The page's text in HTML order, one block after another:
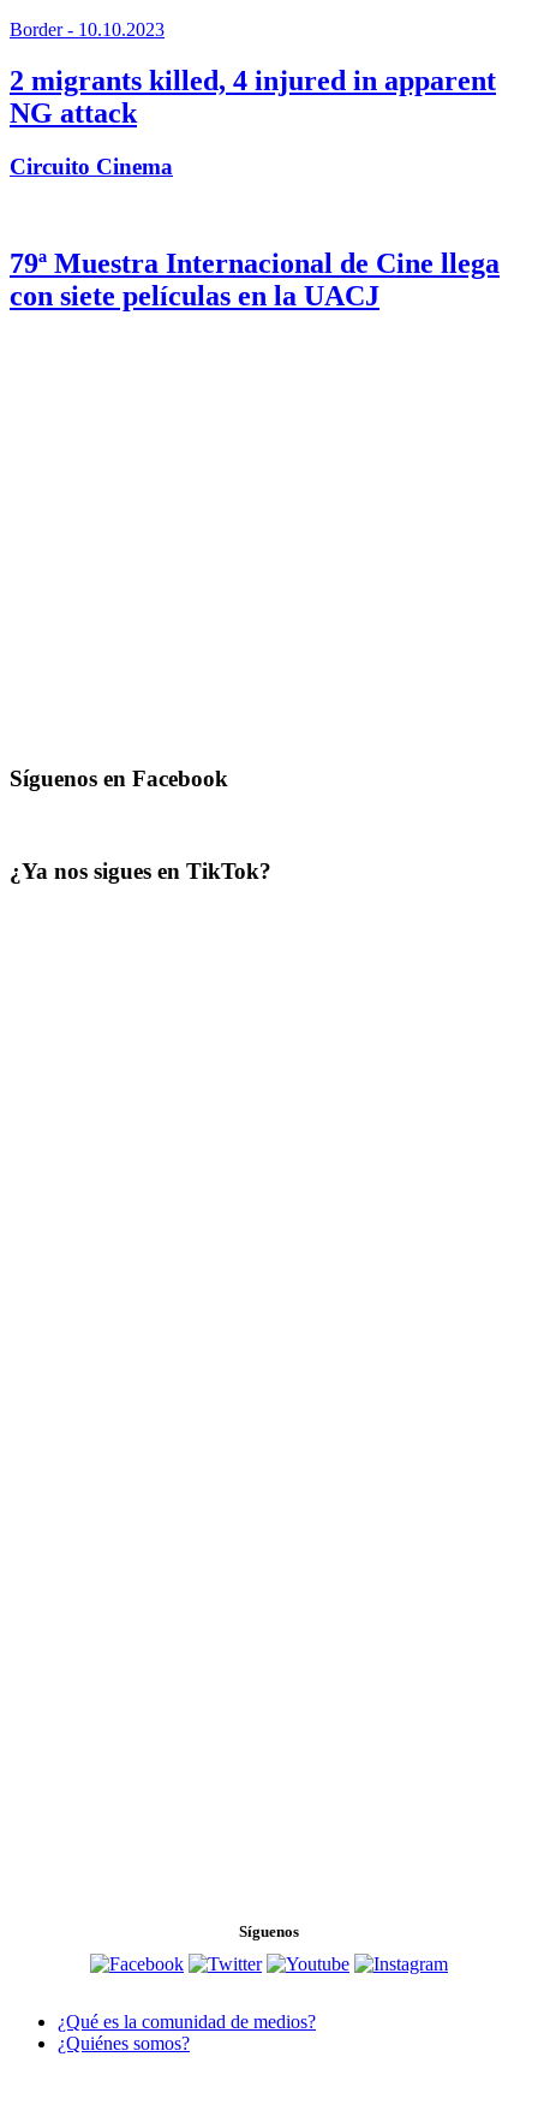
Border - 10.10.2023
2 migrants killed, 4 injured in apparent
NG attack
Primary
Circuito Cinema
79ª Muestra Internacional de Cine llega
con siete películas en la UACJ
Síguenos en Facebook
¿Ya nos sigues en TikTok?
Síguenos
¿Qué es la comunidad de medios?
¿Quiénes somos?